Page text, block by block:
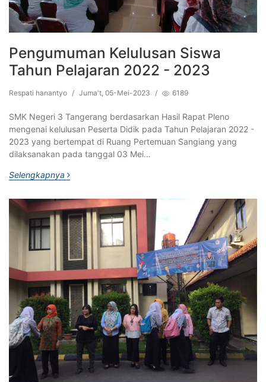
Pengumuman Kelulusan Siswa
Tahun Pelajaran 2022 - 2023
Respati hanantyo / Juma't, 05-Mei-2023 / 6189
SMK Negeri 3 Tangerang berdasarkan Hasil Rapat Pleno
mengenai kelulusan Peserta Didik pada Tahun Pelajaran 2022 -
2023 yang bertempat di Ruang Pertemuan Sangiang yang
dilaksanakan pada tanggal 03 Mei…
Selengkapnya